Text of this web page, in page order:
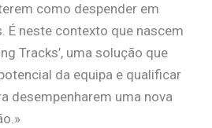
como despender em
É neste contexto que nascem
Tracks’, uma solução que
da equipa e qualificar
desempenharem uma nova